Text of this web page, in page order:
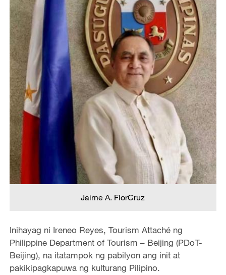
Jaime A. FlorCruz
Inihayag ni Ireneo Reyes, Tourism Attaché ng
Philippine Department of Tourism – Beijing (PDoT-
Beijing), na itatampok ng pabilyon ang init at
pakikipagkapuwa ng kulturang Pilipino.